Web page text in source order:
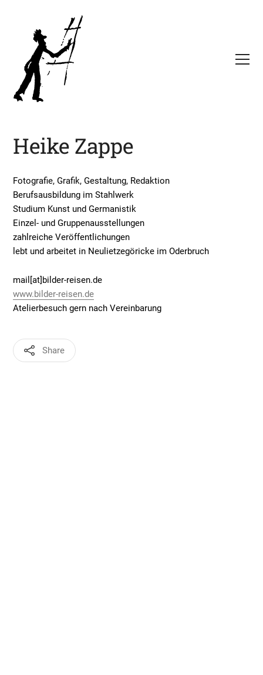
Heike Zappe
Fotografie, Grafik, Gestaltung, Redaktion
Berufsausbildung im Stahlwerk
Studium Kunst und Germanistik
Einzel- und Gruppenausstellungen
zahlreiche Veröffentlichungen
lebt und arbeitet in Neulietzegöricke im Oderbruch
mail[at]bilder-reisen.de
www.bilder-reisen.de
Atelierbesuch gern nach Vereinbarung
Share